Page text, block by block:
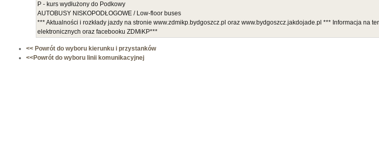
P - kurs wydłużony do Podkowy
AUTOBUSY NISKOPODŁOGOWE / Low-floor buses
*** Aktualności i rozkłady jazdy na stronie www.zdmikp.bydgoszcz.pl oraz www.bydgoszcz.jakdojade.pl *** Informacja na
elektronicznych oraz facebooku ZDMiKP***
<< Powrót do wyboru kierunku i przystanków
<<Powrót do wyboru linii komunikacyjnej